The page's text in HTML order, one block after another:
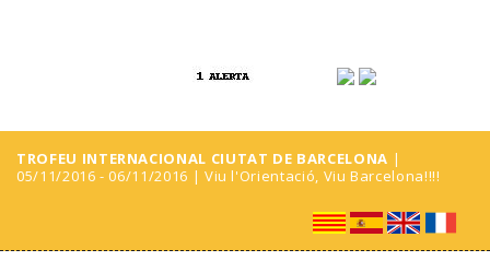
TROFEU INTERNACIONAL CIUTAT DE BARCELONA |
05/11/2016 - 06/11/2016 | Viu l'Orientació, Viu Barcelona!!!!